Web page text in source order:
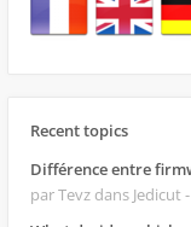
Recent topics
Différence entre
par Tevz dans Jedicut